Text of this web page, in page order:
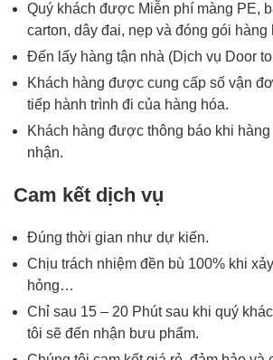
Quý khách được Miễn phí màng PE,
carton, dây đai, nẹp và đóng gói hàng
Đến lấy hàng tận nhà (Dịch vụ Door
Khách hàng được cung cấp số vận
tiếp hành trình đi của hàng hóa.
Khách hàng được thông báo khi
nhận.
Cam kết dịch vụ
Đúng thời gian như dự kiến.
Chịu trách nhiệm đền bù 100% khi
hỏng…
Chỉ sau 15 – 20 Phút sau khi quý
tôi sẽ đến nhận bưu phẩm.